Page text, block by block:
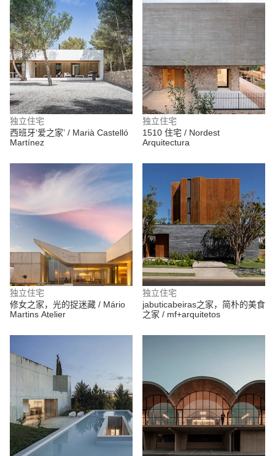
独立住宅
西班牙‘爱之家’ / Marià Castelló
Martínez
独立住宅
1510 住宅 / Nordest
Arquitectura
独立住宅
修女之家，光的捉迷藏 / Mário
Martins Atelier
独立住宅
jabuticabeiras之家，简朴的美食
之家 / mf+arquitetos